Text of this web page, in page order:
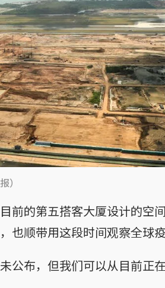
）
前的第五搭客大厦设计的空
也顺带用这段时间观察全球疫
公布，但我们可以从目前正